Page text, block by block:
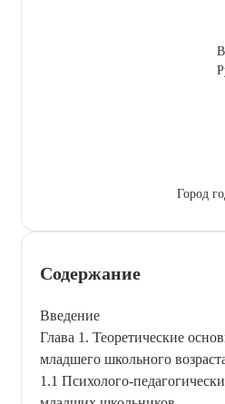
Город
Содержание
Введение
Глава 1. Теоретические
младшего школьного
1.1 Психолого-